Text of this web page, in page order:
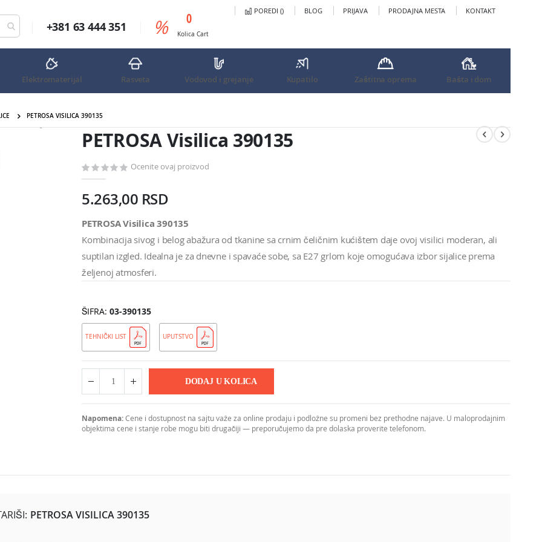
POREDI () BLOG PRIJAVA PRODAJNA MESTA KONTAKT
+381 63 444 351 % 0predmeta
Kolica Cart
Elektromaterijal Rasveta Vodovod i grejanje Kupatilo Zaštitna oprema Bašta i dom
PETROSA VISILICA 390135
PETROSA Visilica 390135
Ocenite ovaj proizvod
5.263,00 RSD
PETROSA Visilica 390135
Kombinacija sivog i belog abažura od tkanine sa crnim čeličnim kućištem daje ovoj visilici moderan, ali
suptilan izgled. Idealna je za dnevne i spavaće sobe, sa E27 grlom koje omogućava izbor sijalice prema
željenoj atmosferi.
ŠIFRA 03-390135
TEHNIČKI LIST UPUTSTVO
DODAJ U KOLICA
Napomena:Cene i dostupnost na sajtu važe za online prodaju i podložne su promeni bez prethodne najave. U maloprodajnim
objektima cene i stanje robe mogu biti drugačiji — preporučujemo da pre dolaska proverite telefonom.
od tkanine u sivo-beloj kombinaciji, stvarajući nežan kontrast koji se lako uklapa u savremene i skandinavske
PETROSA VISILICA 390135